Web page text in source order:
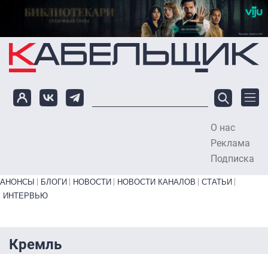
Перейти к основному содержанию
О нас
Реклама
Подписка
Primary links bottom
АНОНСЫ БЛОГИ НОВОСТИ НОВОСТИ КАНАЛОВ
СТАТЬИ
ИНТЕРВЬЮ
Кремль